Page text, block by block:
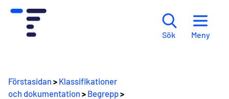
Sök Meny
Förstasidan > Klassifikationer
och dokumentation > Begrepp>